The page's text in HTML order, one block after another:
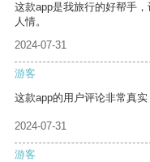
这款app是我旅行的好帮手
人情。
2024-07-31
游客
这款app的用户评论非常真实
2024-07-31
游客